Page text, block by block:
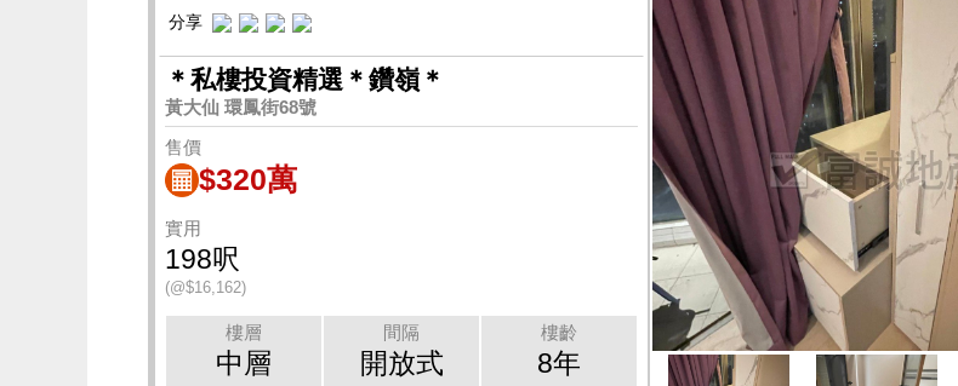
分享
＊私樓投資精選＊鑽嶺＊
黃大仙 環鳳街68號
售價
$320萬
實用
198呎
(@$16,162)
樓層
中層
間隔
開放式
樓齡
8年